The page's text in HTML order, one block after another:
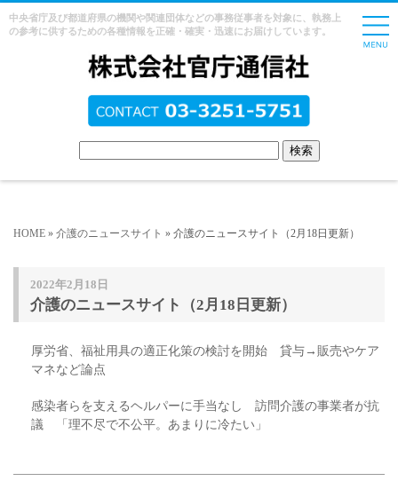
中央省庁及び都道府県の機関や関連団体などの事務従事者を対象に、執務上
の参考に供するための各種情報を正確・確実・迅速にお届けしています。
HOME » 介護のニュースサイト » 介護のニュースサイト（2月18日更新）
2022年2月18日
介護のニュースサイト（2月18日更新）
厚労省、福祉用具の適正化策の検討を開始 貸与→販売やケア
マネなど論点
感染者らを支えるヘルパーに手当なし 訪問介護の事業者が抗
議 「理不尽で不公平。あまりに冷たい」